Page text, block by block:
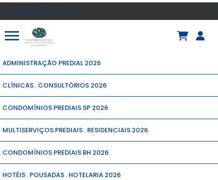
contato@pacotedigital.com (
ADMINISTRAÇÃO PREDIAL 2026
CLÍNICAS . CONSULTÓRIOS 2026
CONDOMÍNIOS PREDIAIS SP 2026
MULTISERVIÇOS PREDIAIS . RESIDENCIAIS 2026
CONDOMÍNIOS PREDIAIS BH 2026
HOTÉIS . POUSADAS . HOTELARIA 2026